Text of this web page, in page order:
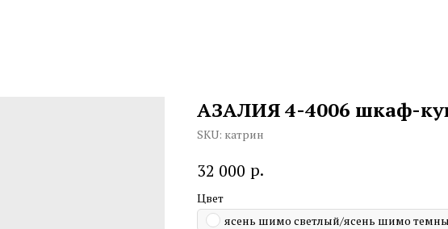
АЗАЛИЯ 4-4006 шкаф-
SKU: катрин
32 000 р.
Цвет
ясень шимо светлый/ясень шимо